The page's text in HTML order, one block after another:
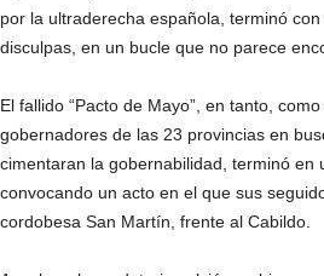
por la ultraderecha española, terminó
disculpas, en un bucle que no parece
El fallido “Pacto de Mayo”, en tanto,
gobernadores de las 23 provincias en
cimentaran la gobernabilidad, terminó en
convocando un acto en el que sus
cordobesa San Martín, frente al Cabildo.